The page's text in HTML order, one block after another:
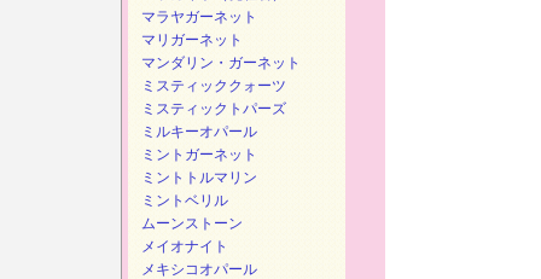
マラヤガーネット
マリガーネット
マンダリン・ガーネット
ミスティッククォーツ
ミスティックトパーズ
ミルキーオパール
ミントガーネット
ミントトルマリン
ミントベリル
ムーンストーン
メイオナイト
メキシコオパール